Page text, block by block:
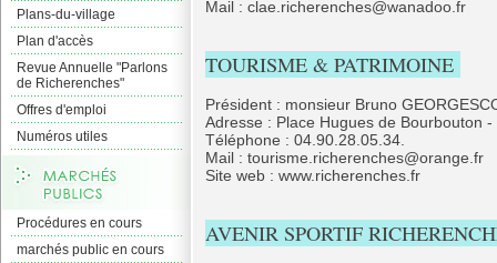
Plans-du-village
Plan d'accès
Revue Annuelle "Parlons
de Richerenches"
Offres d'emploi
Numéros utiles
Procédures en cours
marchés public en cours
Mail : clae.richerenches@wanadoo.fr
TOURISME & PATRIMOINE
Président : monsieur Bruno
Adresse : Place Hugues de Bourbouton
Téléphone : 04.90.28.05.34.
Mail : tourisme.richerenches@orange.fr
Site web : www.richerenches.fr
AVENIR SPORTIF